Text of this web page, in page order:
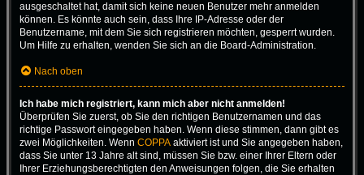
ausgeschaltet hat, damit sich keine neuen Benutzer mehr anmelden
können. Es könnte auch sein, dass Ihre IP-Adresse oder der
Benutzername, mit dem Sie sich registrieren möchten, gesperrt wurden.
Um Hilfe zu erhalten, wenden Sie sich an die Board-Administration.
Nach oben
Ich habe mich registriert, kann mich aber nicht anmelden!
Überprüfen Sie zuerst, ob Sie den richtigen Benutzernamen und das
richtige Passwort eingegeben haben. Wenn diese stimmen, dann gibt es
zwei Möglichkeiten. Wenn COPPA aktiviert ist und Sie angegeben haben,
dass Sie unter 13 Jahre alt sind, müssen Sie bzw. einer Ihrer Eltern oder
Ihrer Erziehungsberechtigten den Anweisungen folgen, die Sie erhalten